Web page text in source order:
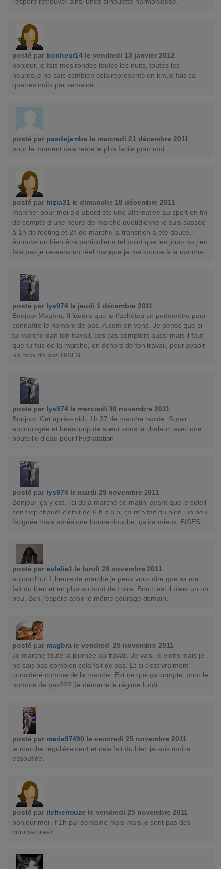
posté par bonheur14 le vendredi 13 janvier 2012
bonjour, je fais mes rondes toutes les nuits, toutes les
heures,je ne sais combien cela represente en km,je fais ca
quatres nuits par semaine ...
posté par pasdejambe le mercredi 21 décembre 2011
pour le moment cela reste le plus facile pour moi
posté par hizia31 le dimanche 18 décembre 2011
marcher pour moi a d abord été une alternative au sport en fin
de compte d une heure de marche quotidienne je suis passée
à 1h de footing et 2h de marche la transition a été douce, j
éprouve un bien être particulier a tel point que les jours ou j en
fais pas je ressens un réel manque je me shoote à la marche
posté par lys974 le jeudi 1 décembre 2011
Bonjour Magbra, Il faudra que tu t'achètes un podomètre pour
connaître le nombre de pas. A.com en vend. Je pense que si
tu marche dan ton travail, ces pas comptent aussi mais il faut
que tu fais de la marche, en dehors de ton travail, pour avaoir
un max de pas BISES
posté par lys974 le mercredi 30 novembre 2011
Bonjour, Cet après-midi, 1h 37 de marche rapide. Super
encouragée et beaucoup de sueur sous la chaleur, avec une
bouteille d'eau pour l'hydratation
posté par lys974 le mardi 29 novembre 2011
Bonjour, ça y est, j'ai déjà marché ce matin, avant que le soleil
soit trop chaud! c'était de 6 h à 8 h, ça m'a fait du bien, un peu
fatiguée mais après une bonne douche, ça ira mieux. BISES
posté par eulalie1 le lundi 28 novembre 2011
aujourd'hui 1 heure de marche je peux vous dire que sa ma
fait du bien et en plus au bord de Loire. Bon c est il pleut un un
peu. Bon j'espère avoir le même courage demain.
posté par magbra le vendredi 25 novembre 2011
Je marche toute la journée au travail. Je vais, je viens mais je
ne sais pas combien cela fait de pas. Et si c'est vraiment
considéré comme de la marche. Est ce que ça compte, pour le
nombre de pas??? Je démarre le régime lundi.
posté par marie97490 le vendredi 25 novembre 2011
je marche régulièrement et cela fait du bien je suis moins
essouflée.
posté par ilefneirouze le vendredi 25 novembre 2011
bonjour moi j f 1h par semaine mais mais je sent pas des
courbatures?